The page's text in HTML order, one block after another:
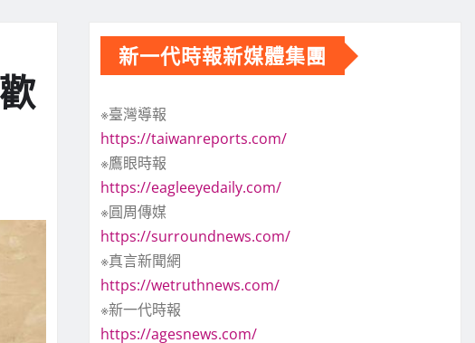
新一代時報新媒體集團
※臺灣導報
https://taiwanreports.com/
※鷹眼時報
https://eagleeyedaily.com/
※圓周傳媒
https://surroundnews.com/
※真言新聞網
https://wetruthnews.com/
※新一代時報
https://agesnews.com/